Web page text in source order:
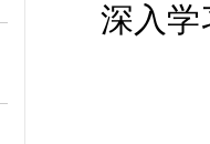
教研成
深入学